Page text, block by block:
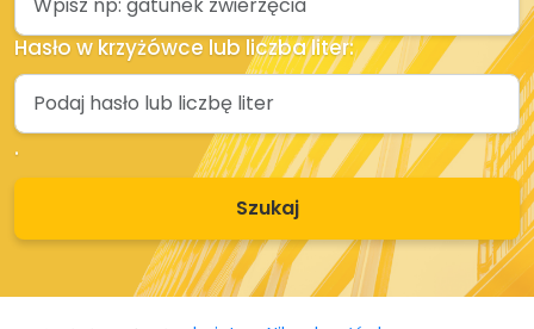
Hasło w krzyżówce lub liczba liter:
.
Szukaj